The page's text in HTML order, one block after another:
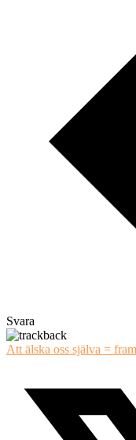
Svara
Att älska oss själva =